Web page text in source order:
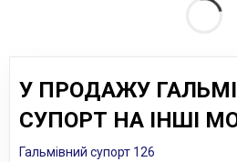
У ПРОДАЖУ
СУПОРТ НА ІНШІ
Гальмівний супорт 126